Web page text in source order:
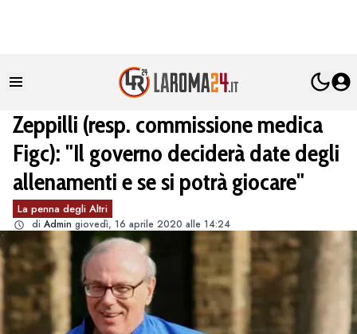
Zeppilli (resp. commissione medica
Figc): "Il governo deciderà date degli
allenamenti e se si potrà giocare"
La penna degli Altri
di Admin giovedì, 16 aprile 2020 alle 14:24